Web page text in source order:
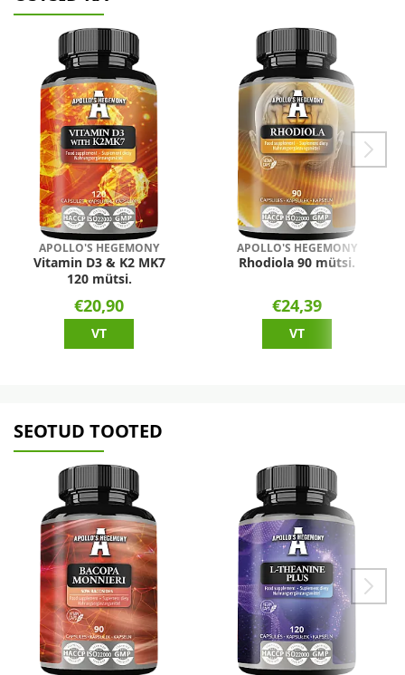
APOLLO'S HEGEMONY
Vitamin D3 & K2 MK7
120 mütsi.
€20,90
VT
APOLLO'S HEGEMONY
Rhodiola 90 mütsi.
€24,39
VT
SEOTUD TOOTED